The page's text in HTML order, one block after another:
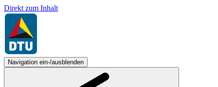
Direkt zum Inhalt
Navigation ein-/ausblenden